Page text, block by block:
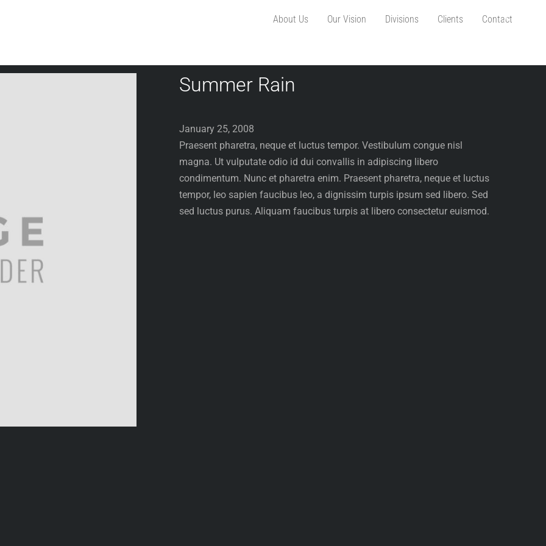
About Us Our Vision Divisions Clients Contact
Summer Rain
January 25, 2008
Praesent pharetra, neque et luctus tempor. Vestibulum congue nisl
magna. Ut vulputate odio id dui convallis in adipiscing libero
condimentum. Nunc et pharetra enim. Praesent pharetra, neque et luctus
tempor, leo sapien faucibus leo, a dignissim turpis ipsum sed libero. Sed
sed luctus purus. Aliquam faucibus turpis at libero consectetur euismod.